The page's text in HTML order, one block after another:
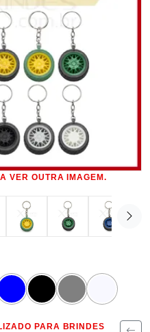
VER OUTRA IMAGEM.
PARA BRINDES